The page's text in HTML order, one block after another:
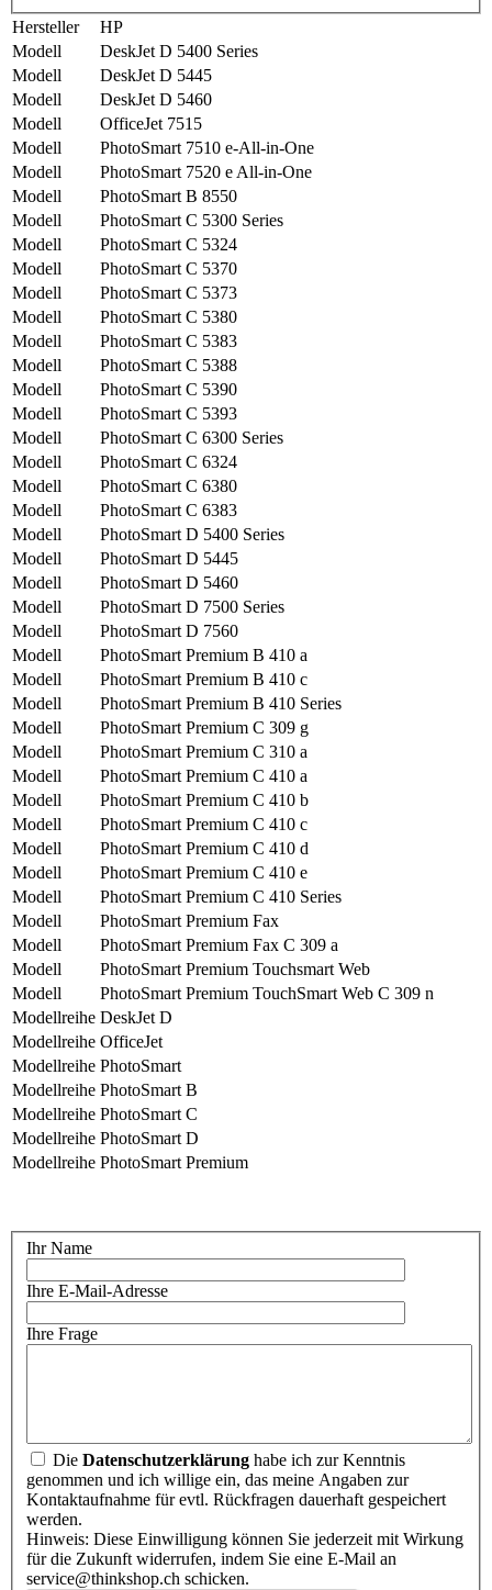
Hersteller
HP
Modell
DeskJet D 5400 Series
Modell
DeskJet D 5445
Modell
DeskJet D 5460
Modell
OfficeJet 7515
Modell
PhotoSmart 7510 e-All-in-One
Modell
PhotoSmart 7520 e All-in-One
Modell
PhotoSmart B 8550
Modell
PhotoSmart C 5300 Series
Modell
PhotoSmart C 5324
Modell
PhotoSmart C 5370
Modell
PhotoSmart C 5373
Modell
PhotoSmart C 5380
Modell
PhotoSmart C 5383
Modell
PhotoSmart C 5388
Modell
PhotoSmart C 5390
Modell
PhotoSmart C 5393
Modell
PhotoSmart C 6300 Series
Modell
PhotoSmart C 6324
Modell
PhotoSmart C 6380
Modell
PhotoSmart C 6383
Modell
PhotoSmart D 5400 Series
Modell
PhotoSmart D 5445
Modell
PhotoSmart D 5460
Modell
PhotoSmart D 7500 Series
Modell
PhotoSmart D 7560
Modell
PhotoSmart Premium B 410 a
Modell
PhotoSmart Premium B 410 c
Modell
PhotoSmart Premium B 410 Series
Modell
PhotoSmart Premium C 309 g
Modell
PhotoSmart Premium C 310 a
Modell
PhotoSmart Premium C 410 a
Modell
PhotoSmart Premium C 410 b
Modell
PhotoSmart Premium C 410 c
Modell
PhotoSmart Premium C 410 d
Modell
PhotoSmart Premium C 410 e
Modell
PhotoSmart Premium C 410 Series
Modell
PhotoSmart Premium Fax
Modell
PhotoSmart Premium Fax C 309 a
Modell
PhotoSmart Premium Touchsmart Web
Modell
PhotoSmart Premium TouchSmart Web C 309 n
Modellreihe DeskJet D
Modellreihe OfficeJet
Modellreihe PhotoSmart
Modellreihe PhotoSmart B
Modellreihe PhotoSmart C
Modellreihe PhotoSmart D
Modellreihe PhotoSmart Premium
Ihr Name
Ihre E-Mail-Adresse
Ihre Frage
Die Datenschutzerklärung habe ich zur Kenntnis
genommen und ich willige ein, das meine Angaben zur
Kontaktaufnahme für evtl. Rückfragen dauerhaft gespeichert
werden.
Hinweis: Diese Einwilligung können Sie jederzeit mit Wirkung
für die Zukunft widerrufen, indem Sie eine E-Mail an
service@thinkshop.ch schicken.